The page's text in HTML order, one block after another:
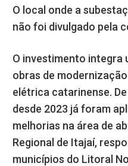
O local onde a
não foi divulgado pela
O investimento integra
obras de
elétrica catarinense.
desde 2023 já foram
melhorias na área de
Regional de Itajaí,
municípios do Litoral